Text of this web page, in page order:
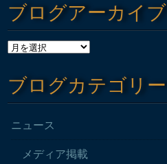
ブログアーカイブ
ブログカテゴリー
ニュース
メディア掲載